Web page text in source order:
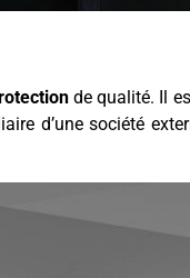
de qualité. Il
d’une société